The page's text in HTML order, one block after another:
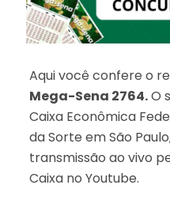
Aqui você confere o
Mega-Sena 2764.O
Caixa Econômica
da Sorte em São
transmissão ao vivo
Caixa no Youtube.